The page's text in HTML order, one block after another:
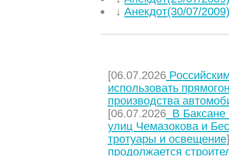
↓Анекдот(30/07/
[06.07.2026
использовать
производства
[06.07.2026В Баксане
улиц Чемазокова и
тротуары и освещение
продолжается